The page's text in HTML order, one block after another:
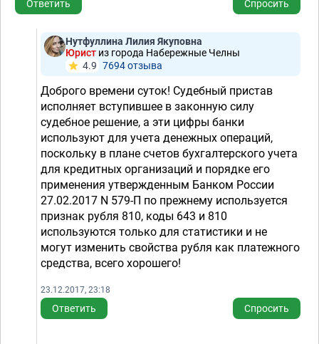
Ответить Спросить
Нутфуллина Лилия Якуповна
Юрист из города Набережные Челны
4.9 7694 отзывa
Доброго времени суток! Судебный пристав
исполняет вступившее в законную силу
судебное решение, а эти цифры банки
используют для учета денежных операций,
поскольку в плане счетов бухгалтерского учета
для кредитных организаций и порядке его
применения утвержденным Банком России
27.02.2017 N 579-П по прежнему используется
признак рубля 810, коды 643 и 810
используются только для статистики и не
могут изменить свойства рубля как платежного
средства, всего хорошего!
23.12.2017, 23:18
Ответить Спросить